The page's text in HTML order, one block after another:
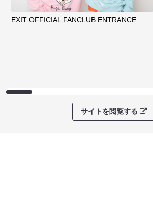
EXIT OFFICIAL FANCLUB ENTRANCE
サイトを閲覧する